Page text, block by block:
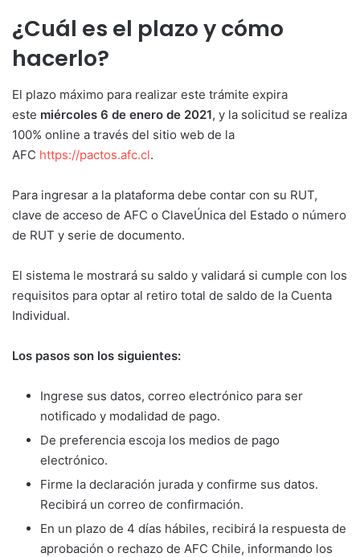
¿Cuál es el plazo y cómo
hacerlo?
El plazo máximo para realizar este trámite expira
este miércoles 6 de enero de 2021, y la solicitud se realiza
100% online a través del sitio web de la
AFC https://pactos.afc.cl.
Para ingresar a la plataforma debe contar con su RUT,
clave de acceso de AFC o ClaveÚnica del Estado o número
de RUT y serie de documento.
El sistema le mostrará su saldo y validará si cumple con los
requisitos para optar al retiro total de saldo de la Cuenta
Individual.
Los pasos son los siguientes:
Ingrese sus datos, correo electrónico para ser
notificado y modalidad de pago.
De preferencia escoja los medios de pago
electrónico.
Firme la declaración jurada y confirme sus datos.
Recibirá un correo de confirmación.
En un plazo de 4 días hábiles, recibirá la respuesta de
aprobación o rechazo de AFC Chile, informando los